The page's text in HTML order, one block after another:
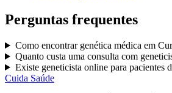
Perguntas frequentes
Como encontrar genética médica em
Quanto custa uma consulta com
Existe geneticista online para pacientes
Cuida Saúde